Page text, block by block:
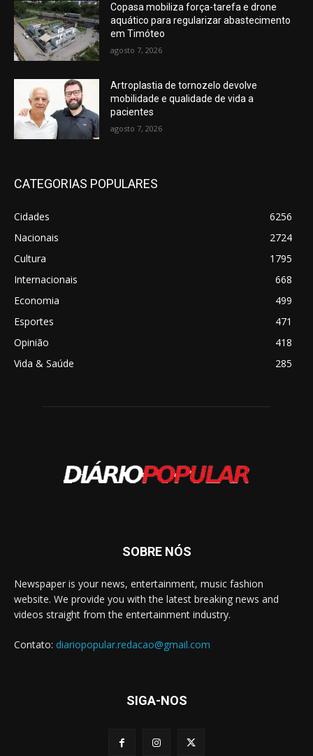
Copasa mobiliza força-tarefa e drone
aquático para regularizar abastecimento
em Timóteo
agosto 7, 2026
Artroplastia de tornozelo devolve
mobilidade e qualidade de vida a
pacientes
agosto 7, 2026
CATEGORIAS POPULARES
Cidades
6256
Nacionais
2724
Cultura
1795
Internacionais
668
Economia
499
Esportes
471
Opinião
418
Vida & Saúde
285
SOBRE NÓS
Newspaper is your news, entertainment, music fashion
website. We provide you with the latest breaking news and
videos straight from the entertainment industry.
Contato: diariopopular.redacao@gmail.com
SIGA-NOS